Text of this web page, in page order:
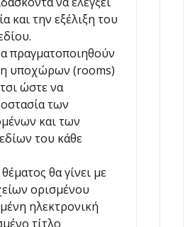
και την εξέλιξη του
πραγματοποιηθούν
υποχώρων (rooms)
ώστε να
των
και των
του κάθε
θα γίνει με
ορισμένου
ηλεκτρονική
τίτλο